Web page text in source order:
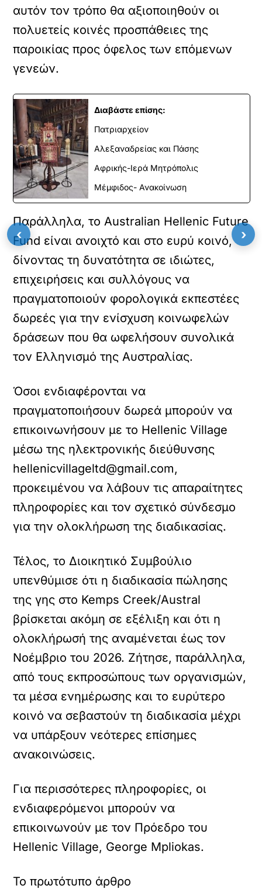
αυτόν τον τρόπο θα αξιοποιηθούν οι
πολυετείς κοινές προσπάθειες της
παροικίας προς όφελος των επόμενων
γενεών.
Διαβάστε επίσης:
Πατριαρχείον
Αλεξαναδρείας και Πάσης
Αφρικής-Ιερά Μητρόπολις
Μέμφιδος- Ανακοίνωση
Παράλληλα, το Australian Hellenic Future
Fund είναι ανοιχτό και στο ευρύ κοινό,
δίνοντας τη δυνατότητα σε ιδιώτες,
επιχειρήσεις και συλλόγους να
πραγματοποιούν φορολογικά εκπεστέες
δωρεές για την ενίσχυση κοινωφελών
δράσεων που θα ωφελήσουν συνολικά
τον Ελληνισμό της Αυστραλίας.
Όσοι ενδιαφέρονται να
πραγματοποιήσουν δωρεά μπορούν να
επικοινωνήσουν με το Hellenic Village
μέσω της ηλεκτρονικής διεύθυνσης
hellenicvillageltd@gmail.com,
προκειμένου να λάβουν τις απαραίτητες
πληροφορίες και τον σχετικό σύνδεσμο
για την ολοκλήρωση της διαδικασίας.
Τέλος, το Διοικητικό Συμβούλιο
υπενθύμισε ότι η διαδικασία πώλησης
της γης στο Kemps Creek/Austral
βρίσκεται ακόμη σε εξέλιξη και ότι η
ολοκλήρωσή της αναμένεται έως τον
Νοέμβριο του 2026. Ζήτησε, παράλληλα,
από τους εκπροσώπους των οργανισμών,
τα μέσα ενημέρωσης και το ευρύτερο
κοινό να σεβαστούν τη διαδικασία μέχρι
να υπάρξουν νεότερες επίσημες
ανακοινώσεις.
Για περισσότερες πληροφορίες, οι
ενδιαφερόμενοι μπορούν να
επικοινωνούν με τον Πρόεδρο του
Hellenic Village, George Mpliokas.
Το πρωτότυπο άρθρο
‹ ›